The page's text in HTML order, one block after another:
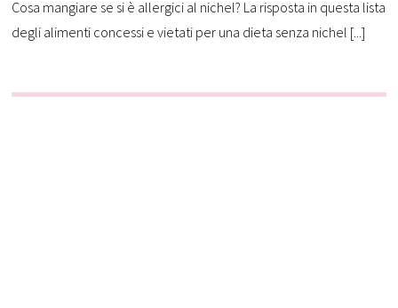
Cosa mangiare se si è allergici al nichel? La risposta in questa lista
degli alimenti concessi e vietati per una dieta senza nichel [...]